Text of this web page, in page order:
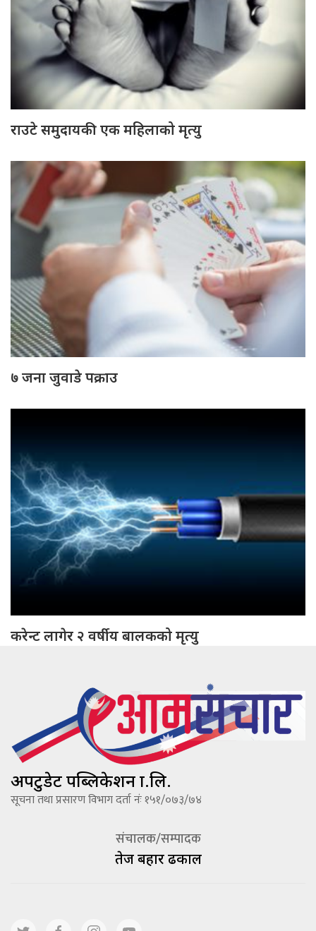
राउटे समुदायकी एक महिलाको मृत्यु
७ जना जुवाडे पक्राउ
करेन्ट लागेर २ वर्षीय बालकको मृत्यु
अपटुडेट पब्लिकेशन प्रा.लि.
सूचना तथा प्रसारण विभाग दर्ता नंः १५१/०७३/७४
संचालक/सम्पादक
तेज बहादूर ढकाल